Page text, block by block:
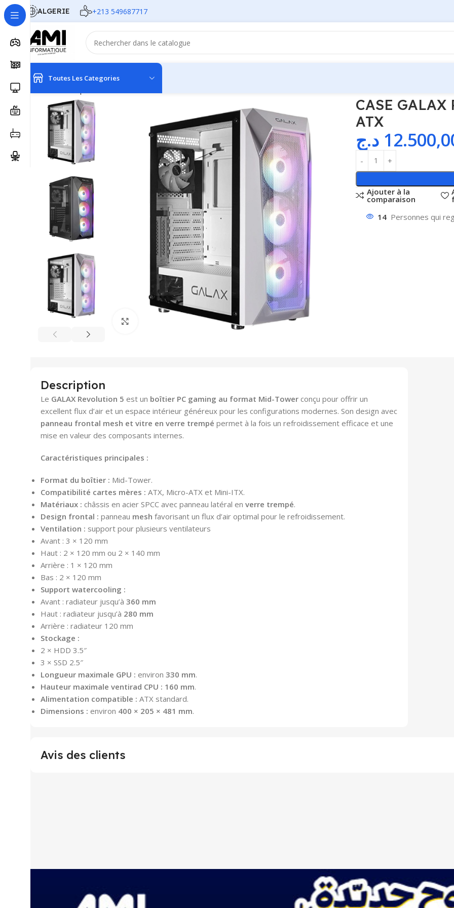
ALGERIE +213 549687717
Toutes Les Categories
CASE
ATX
د.ج
Ajouter à la
comparaison
14 Personnes qui
Description
Le GALAX Revolution 5 est un boîtier PC gaming au format Mid-Tower conçu pour offrir un
excellent flux d’air et un espace intérieur généreux pour les configurations modernes. Son design avec
panneau frontal mesh et vitre en verre trempé permet à la fois un refroidissement efficace et une
mise en valeur des composants internes.
Caractéristiques principales :
Format du boîtier : Mid-Tower.
Compatibilité cartes mères : ATX, Micro-ATX et Mini-ITX.
Matériaux : châssis en acier SPCC avec panneau latéral en verre trempé.
Design frontal : panneau mesh favorisant un flux d’air optimal pour le refroidissement.
Ventilation : support pour plusieurs ventilateurs
Avant : 3 × 120 mm
Haut : 2 × 120 mm ou 2 × 140 mm
Arrière : 1 × 120 mm
Bas : 2 × 120 mm
Support watercooling :
Avant : radiateur jusqu’à 360 mm
Haut : radiateur jusqu’à 280 mm
Arrière : radiateur 120 mm
Stockage :
2 × HDD 3.5″
3 × SSD 2.5″
Longueur maximale GPU : environ 330 mm.
Hauteur maximale ventirad CPU : 160 mm.
Alimentation compatible : ATX standard.
Dimensions : environ 400 × 205 × 481 mm.
Avis des clients